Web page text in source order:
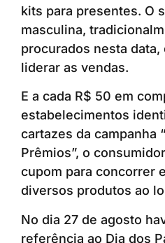
kits para presentes. O
masculina,
procurados nesta
liderar as vendas.
E a cada R$ 50 em
estabelecimentos
cartazes da campanha
Prêmios”, o
cupom para concorrer
diversos produtos ao
No dia 27 de agosto
referência ao Dia dos